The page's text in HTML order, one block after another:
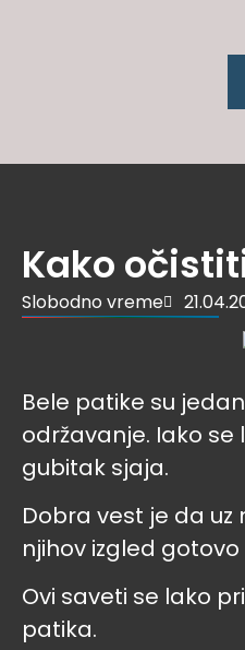
Kako
Slobodno vreme
Bele patike su
održavanje. Iako
gubitak sjaja.
Dobra vest je da
njihov izgled
Ovi saveti se lako
patika.